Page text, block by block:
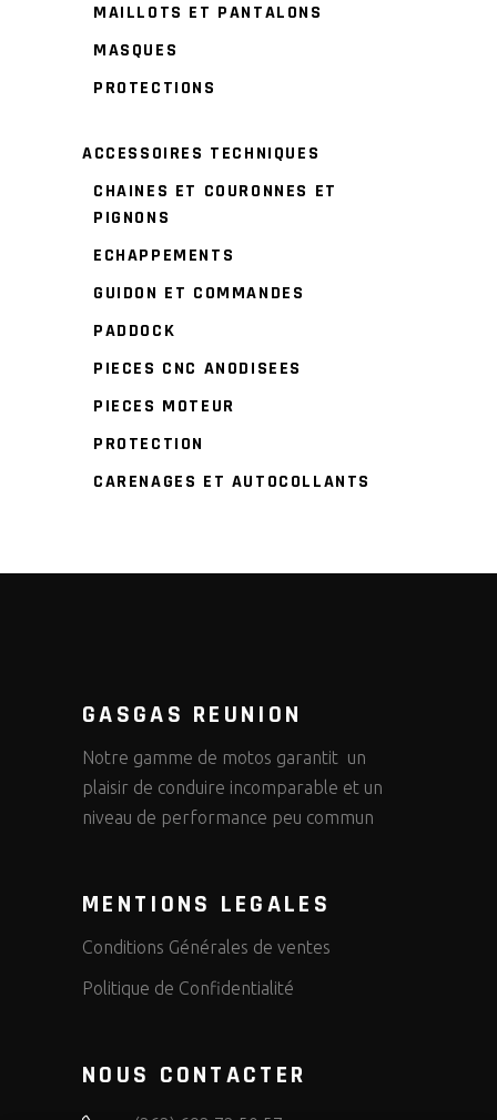
MAILLOTS ET PANTALONS
MASQUES
PROTECTIONS
ACCESSOIRES TECHNIQUES
CHAINES ET COURONNES ET
PIGNONS
ECHAPPEMENTS
GUIDON ET COMMANDES
PADDOCK
PIECES CNC ANODISEES
PIECES MOTEUR
PROTECTION
CARENAGES ET AUTOCOLLANTS
GASGAS REUNION
Notre gamme de motos garantit un
plaisir de conduire incomparable et un
niveau de performance peu commun
MENTIONS LEGALES
Conditions Générales de ventes
Politique de Confidentialité
NOUS CONTACTER